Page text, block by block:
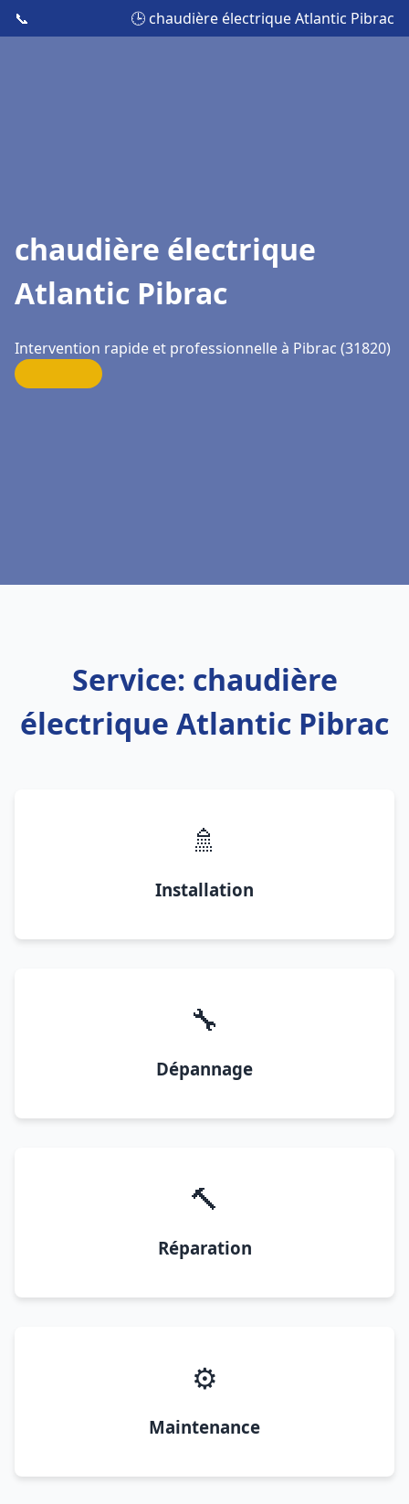
📞 🕒 chaudière électrique Atlantic Pibrac
chaudière électrique
Atlantic Pibrac
Intervention rapide et professionnelle à Pibrac (31820)
Service: chaudière
électrique Atlantic Pibrac
🚿
Installation
🔧
Dépannage
🔨
Réparation
⚙️
Maintenance